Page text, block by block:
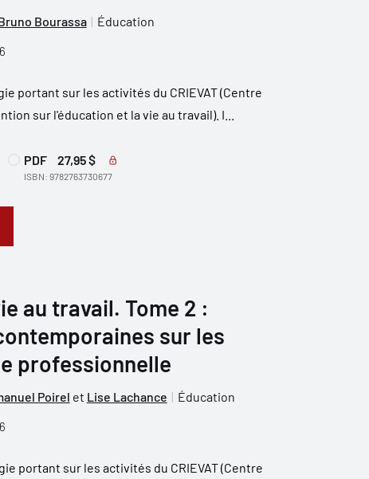
Bourassa Éducation
portant sur les activités du CRIEVAT (Centre
sur l'éducation et la vie au travail). I...
PDF 27,95 $
ISBN: 9782763730677
au travail. Tome 2 :
sur les
professionnelle
Poirel et Lise Lachance Éducation
portant sur les activités du CRIEVAT (Centre